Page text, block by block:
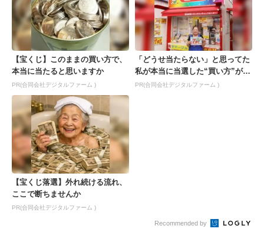
【宝くじ】このままの買い方で、
本当に当たると思いますか
PR(合同会社デジタルファーム )
「どうせ当たらない」と思ってた
私が本当に当選した“買い方”がこ
れ
PR(合同会社デジタルファーム )
【宝くじ落選】外れ続ける流れ、
ここで断ちませんか
PR(合同会社デジタルファーム )
Recommended by